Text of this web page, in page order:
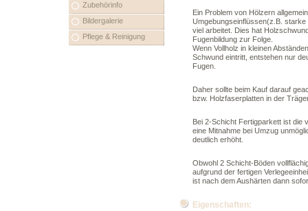
Zubehörinfo
Bildergalerie
Pflege & Reinigung
Ein Problem von Hölzern
Umgebungseinflüssen(z.B.
viel arbeitet. Dies hat
Fugenbildung zur Folge.
Wenn Vollholz in kleinen
Schwund eintritt, entstehen nur
Fugen.
Daher sollte beim Kauf darauf
bzw. Holzfaserplatten in der
Bei 2-Schicht Fertigparkett ist die
eine Mitnahme bei Umzug
deutlich erhöht.
Obwohl 2 Schicht-Böden
aufgrund der fertigen
ist nach dem Aushärten dann
Eigenschaften: